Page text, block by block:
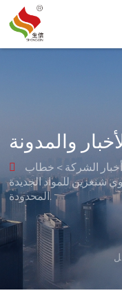
والمدونة
 أخبار الشركة > خطاب
شنغزين للمواد الجديدة
المحدودة.